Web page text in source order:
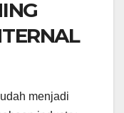
menjadi